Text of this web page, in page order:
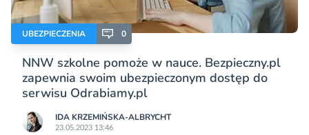
UBEZPIECZENIA 0
NNW szkolne pomoże w nauce. Bezpieczny.pl
zapewnia swoim ubezpieczonym dostęp do
serwisu Odrabiamy.pl
IDA KRZEMIŃSKA-ALBRYCHT
23.05.2023 13:46